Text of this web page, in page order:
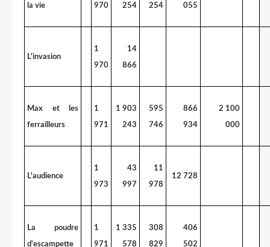
la vie
970
254
254
055
L'invasion
1
970
14
866
Max et les
ferrailleurs
1
971
1 903
243
595
746
866
934
2 100
000
L'audience
1
973
43
997
11
978
12 728
La poudre
d'escampette
1
971
1 335
578
308
829
406
502